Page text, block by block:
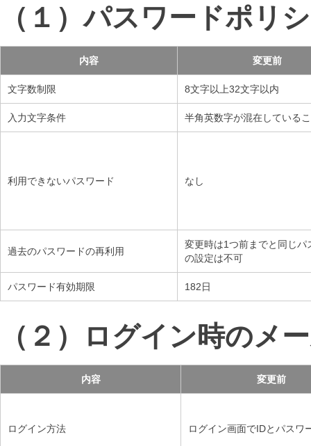
（１）パスワードポリ
内容 変更前
文字数制限 8文字以上32文字以内
入力文字条件 半角英数字が混在している
利用できないパスワード なし
過去のパスワードの再利用
変更時は1つ前までと同じパ
の設定は不可
パスワード有効期限 182日
（２）ログイン時のメ
内容 変更前
ログイン方法 ログイン画面でIDとパスワ